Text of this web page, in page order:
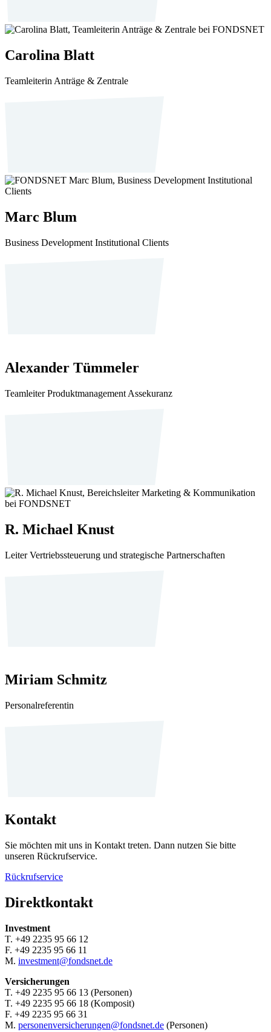
Carolina Blatt
Teamleiterin Anträge & Zentrale
Marc Blum
Business Development Institutional Clients
Alexander Tümmeler
Teamleiter Produktmanagement Assekuranz
R. Michael Knust
Leiter Vertriebssteuerung und strategische Partnerschaften
Miriam Schmitz
Personalreferentin
Kontakt
Sie möchten mit uns in Kontakt treten. Dann nutzen Sie bitte
unseren Rückrufservice.
Rückrufservice
Direktkontakt
Investment
T. +49 2235 95 66 12
F. +49 2235 95 66 11
M. investment@fondsnet.de
Versicherungen
T. +49 2235 95 66 13 (Personen)
T. +49 2235 95 66 18 (Komposit)
F. +49 2235 95 66 31
M. personenversicherungen@fondsnet.de (Personen)